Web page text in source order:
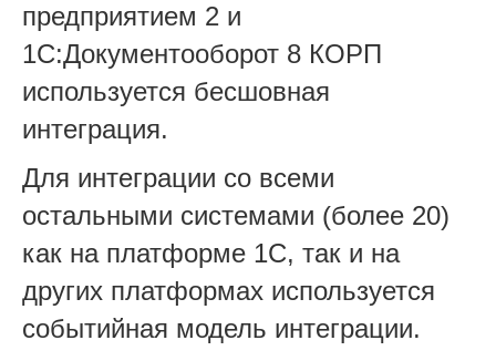
предприятием 2 и
1С:Документооборот 8 КОРП
используется бесшовная
интеграция.
Для интеграции со всеми
остальными системами (более 20)
как на платформе 1С, так и на
других платформах используется
событийная модель интеграции.